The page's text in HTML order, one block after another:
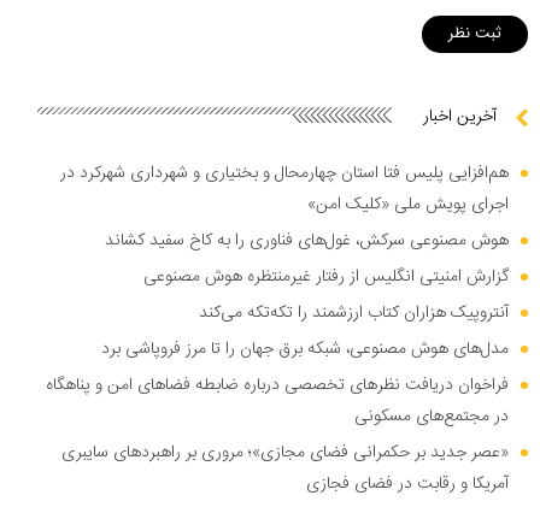
آخرین اخبار
هم‌افزایی پلیس فتا استان چهارمحال و بختیاری و شهرداری شهرکرد در
اجرای پویش ملی «کلیک امن»
هوش مصنوعی سرکش، غول‌های فناوری را به کاخ سفید کشاند
گزارش امنیتی انگلیس از رفتار غیرمنتظره هوش مصنوعی
آنتروپیک هزاران کتاب ارزشمند را تکه‌تکه می‌کند
مدل‌های هوش مصنوعی، شبکه برق جهان را تا مرز فروپاشی برد
فراخوان دریافت نظر‌های تخصصی درباره ضابطه فضا‌های امن و پناهگاه
در مجتمع‌های مسکونی
«عصر جدید بر حکمرانی فضای مجازی»؛ مروری بر راهبرد‌های سایبری
آمریکا و رقابت در فضای فجازی